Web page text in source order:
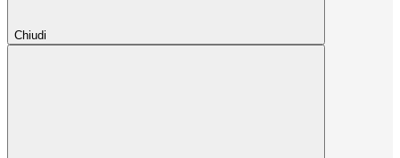
Chiudi